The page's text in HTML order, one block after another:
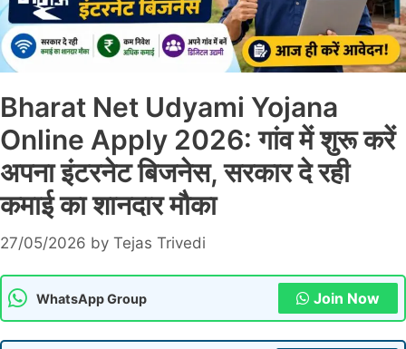
Bharat Net Udyami Yojana
Online Apply 2026: गांव में शुरू करें
अपना इंटरनेट बिजनेस, सरकार दे रही
कमाई का शानदार मौका
27/05/2026 by Tejas Trivedi
WhatsApp Group Join Now